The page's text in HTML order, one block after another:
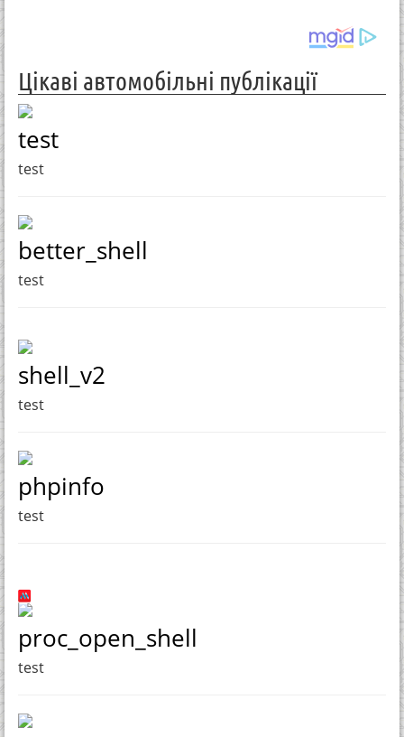
Цікаві автомобільні публікації
test
test
better_shell
test
shell_v2
test
phpinfo
test
proc_open_shell
test